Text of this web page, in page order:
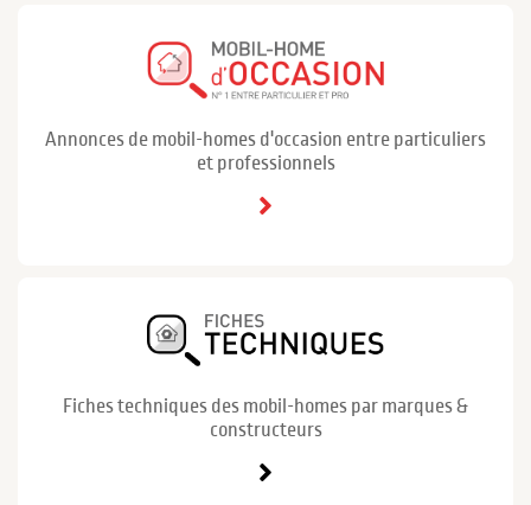
Annonces de mobil-homes d'occasion entre particuliers
et professionnels
Fiches techniques des mobil-homes par marques &
constructeurs